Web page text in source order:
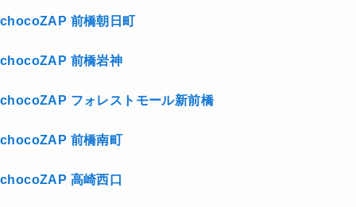
chocoZAP 前橋朝日町
chocoZAP 前橋岩神
chocoZAP フォレストモール新前橋
chocoZAP 前橋南町
chocoZAP 高崎西口